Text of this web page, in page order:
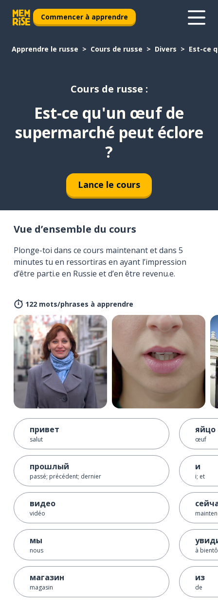
Commencer à apprendre
Apprendre le russe Cours de russe Divers Est-ce
Cours de russe :
Est-ce qu'un œuf de
supermarché peut éclore
?
Lance le cours
Vue d’ensemble du cours
Plonge-toi dans ce cours maintenant et dans 5
minutes tu en ressortiras en ayant l’impression
d’être parti.e en Russie et d’en être revenu.e.
122 mots/phrases à apprendre
привет
salut
прошлый
passé; précédent; dernier
видео
vidéo
мы
nous
магазин
magasin
яйцо
œuf
и
i; et
à
из
de